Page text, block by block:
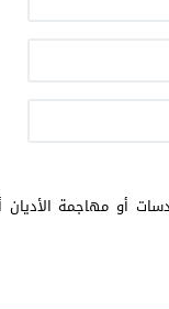
أو مهاجمة الأديان